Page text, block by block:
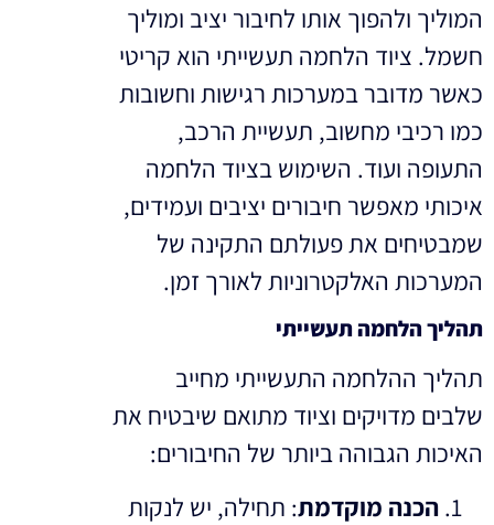
המוליך ולהפוך אותו לחיבור יציב ומוליך
חשמל. ציוד הלחמה תעשייתי הוא קריטי
כאשר מדובר במערכות רגישות וחשובות
כמו רכיבי מחשוב, תעשיית הרכב,
התעופה ועוד. השימוש בציוד הלחמה
איכותי מאפשר חיבורים יציבים ועמידים,
שמבטיחים את פעולתם התקינה של
המערכות האלקטרוניות לאורך זמן.
תהליך הלחמה תעשייתי
תהליך ההלחמה התעשייתי מחייב
שלבים מדויקים וציוד מתואם שיבטיח את
האיכות הגבוהה ביותר של החיבורים:
הכנה מוקדמת: תחילה, יש לנקות